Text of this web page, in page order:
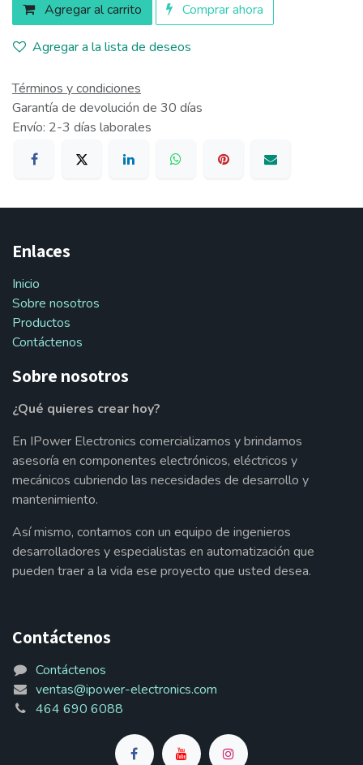
Agregar al carrito Comprar ahora
Agregar a la lista de deseos
Términos y condiciones
Garantía de devolución de 30 días
Envío: 2-3 días laborales
Enlaces
Inicio
Sobre nosotros
Productos
Contáctenos
Sobre nosotros
¿Qué quieres crear hoy?
En IPower Electronics comercializamos y brindamos
asesoría en componentes electrónicos, eléctricos y
mecánicos cubriendo las necesidades de desarrollo y
mantenimiento.
Así mismo, contamos con un equipo de ingenieros
desarrolladores y especialistas en automatización que
pueden traer a la vida ese proyecto que usted desea.
Contáctenos
Contáctenos
ventas@ipower-electronics.com
464 690 6088